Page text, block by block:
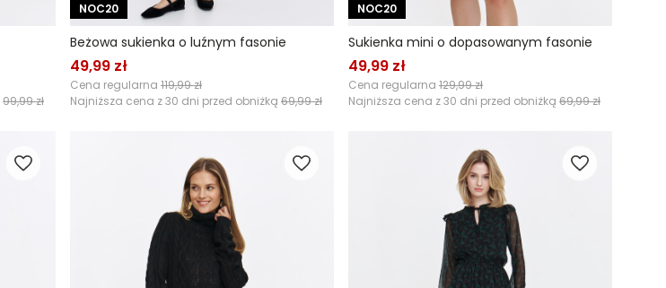
99,99 zł
NOC20
Beżowa sukienka o luźnym fasonie
49,99 zł
Cena regularna 119,99 zł
Najniższa cena z 30 dni przed obniżką 69,99 zł
NOC20
Sukienka mini o dopasowanym fasonie
49,99 zł
Cena regularna 129,99 zł
Najniższa cena z 30 dni przed obniżką 69,99 zł